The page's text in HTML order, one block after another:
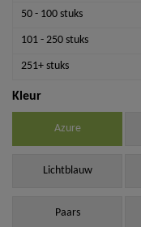
50 - 100 stuks
101 - 250 stuks
251+ stuks
Kleur
Azure
Lichtblauw
Paars